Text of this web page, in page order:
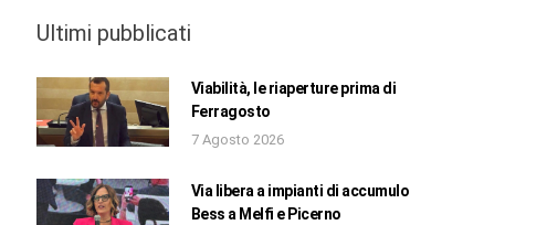
Ultimi pubblicati
Viabilità, le riaperture prima di
Ferragosto
7 Agosto 2026
Via libera a impianti di accumulo
Bess a Melfi e Picerno